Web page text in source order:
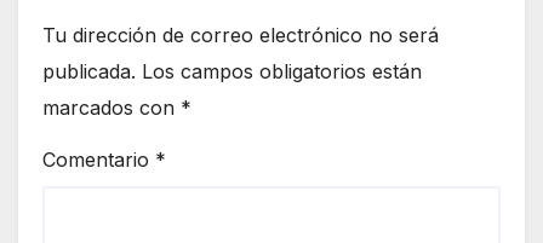
Tu dirección de correo electrónico no será
publicada. Los campos obligatorios están
marcados con *
Comentario *